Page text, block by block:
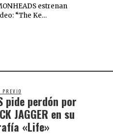
estrenan
“The Ke…
PREVIO
pide perdón por
JAGGER en su
«Life»